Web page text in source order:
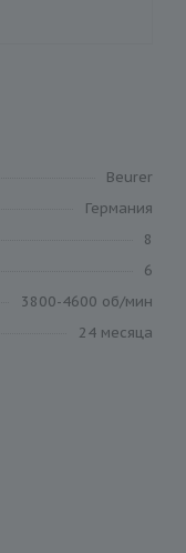
Beurer
Германия
8
6
3800-4600 об/мин
24 месяца